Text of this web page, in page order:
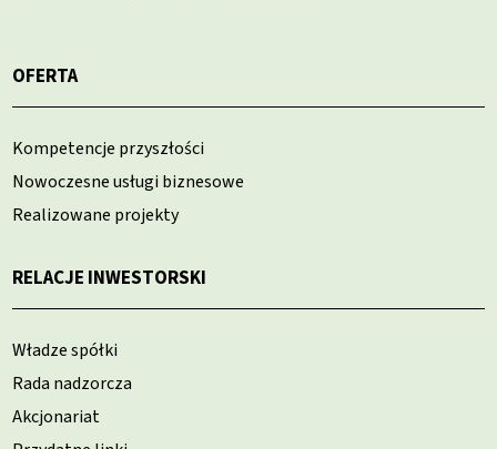
OFERTA
Kompetencje przyszłości
Nowoczesne usługi biznesowe
Realizowane projekty
RELACJE INWESTORSKI
Władze spółki
Rada nadzorcza
Akcjonariat